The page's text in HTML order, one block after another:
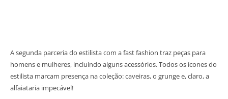
A segunda parceria do estilista com a fast fashion traz peças para
homens e mulheres, incluindo alguns acessórios. Todos os ícones do
estilista marcam presença na coleção: caveiras, o grunge e, claro, a
alfaiataria impecável!